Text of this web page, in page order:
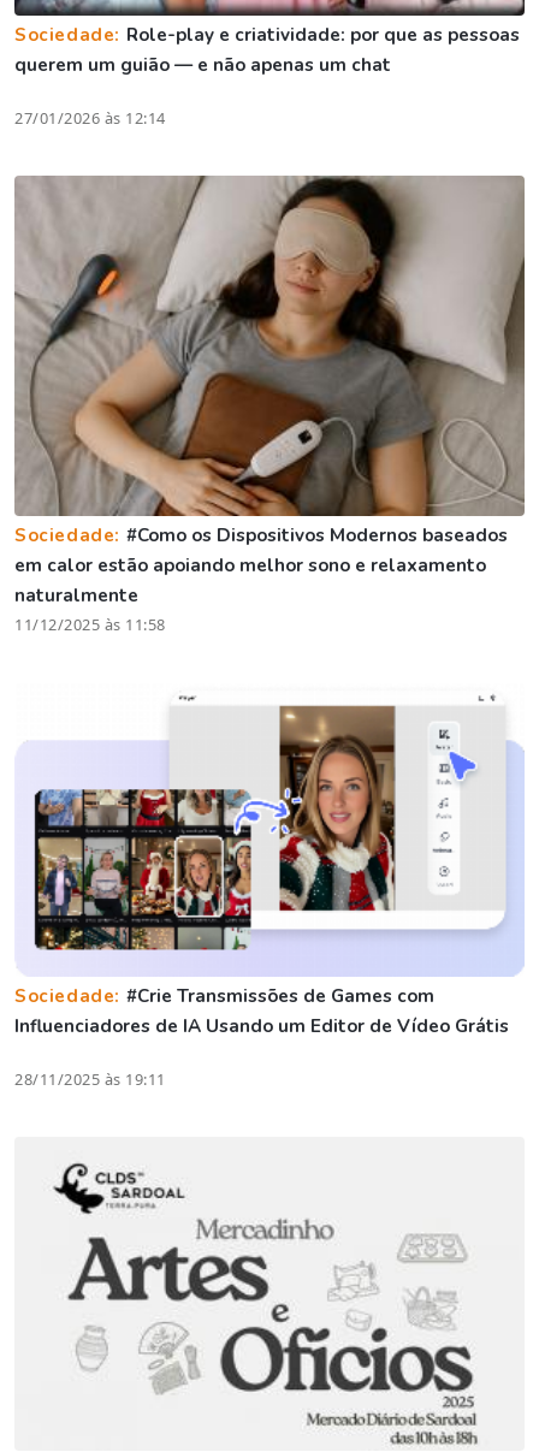
Sociedade: Role-play e criatividade: por que as pessoas
querem um guião — e não apenas um chat
27/01/2026 às 12:14
Sociedade: #Como os Dispositivos Modernos baseados
em calor estão apoiando melhor sono e relaxamento
naturalmente
11/12/2025 às 11:58
Sociedade: #Crie Transmissões de Games com
Influenciadores de IA Usando um Editor de Vídeo Grátis
28/11/2025 às 19:11